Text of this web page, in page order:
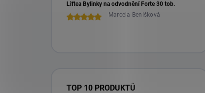
Liftea Bylinky na odvodnění Forte 30 tob.
Marcela Beníšková
TOP 10 PRODUKTŮ